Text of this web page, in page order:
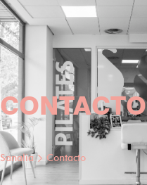
CONTACTO
Sanalia Contacto